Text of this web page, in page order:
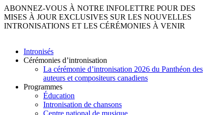
ABONNEZ-VOUS À NOTRE INFOLETTRE POUR DES
MISES À JOUR EXCLUSIVES SUR LES NOUVELLES
INTRONISATIONS ET LES CÉRÉMONIES À VENIR
Intronisés
Cérémonies d’intronisation
La cérémonie d’intronisation 2026 du Panthéon des
auteurs et compositeurs canadiens
Programmes
Éducation
Intronisation de chansons
Centre national de musique